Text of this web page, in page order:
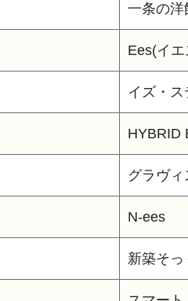
一条の洋
Ees(イエ
イズ・ス
HYBRID
グラヴ
N-ees
新築そっ